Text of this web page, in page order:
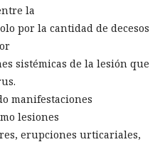
la
por la cantidad de decesos
sistémicas de la lesión que
manifestaciones
lesiones
erupciones urticariales,